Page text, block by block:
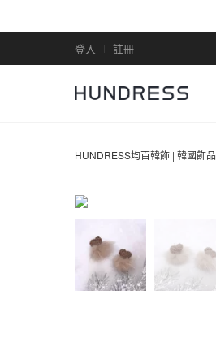
登入 註冊
HUNDRESS均百韓飾 | 韓國飾品
全部商品